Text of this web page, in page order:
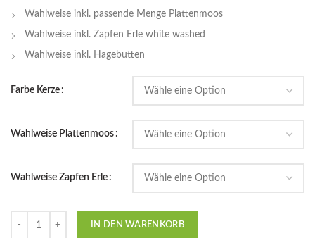
Wahlweise inkl. passende Menge Plattenmoos
Wahlweise inkl. Zapfen Erle white washed
Wahlweise inkl. Hagebutten
Farbe Kerze
Wahlweise Plattenmoos
Wahlweise Zapfen Erle
IN DEN WARENKORB